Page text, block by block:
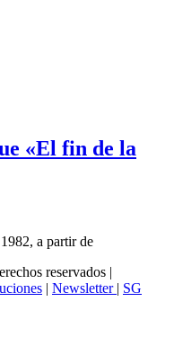
«El fin de la
a partir de
reservados |
| Newsletter | SG